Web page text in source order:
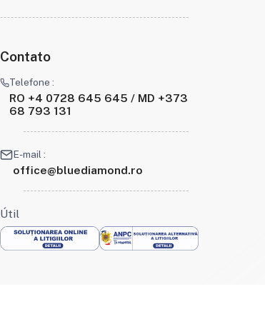
Contato
Telefone :
RO +4 0728 645 645 / MD +373
68 793 131
E-mail :
office@bluediamond.ro
Útil